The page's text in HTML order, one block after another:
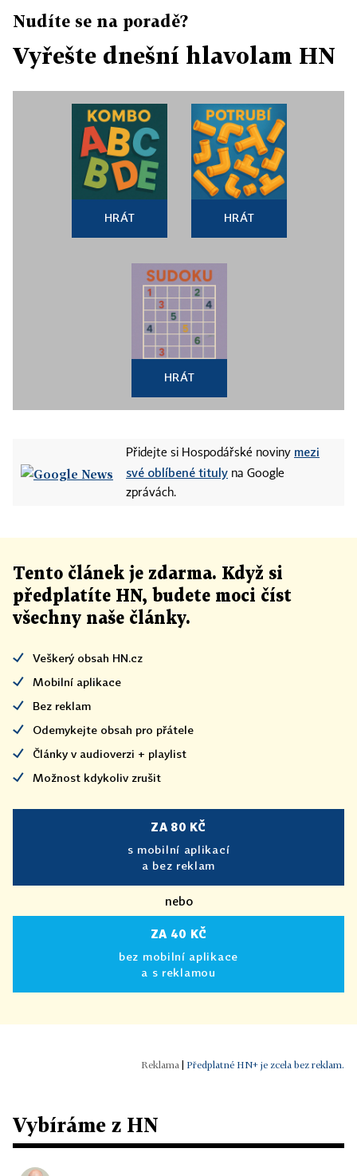
Nudíte se na poradě?
Vyřešte dnešní hlavolam HN
HRÁT HRÁT
HRÁT
Přidejte si Hospodářské noviny mezi
své oblíbené tituly na Google
zprávách.
Tento článek je zdarma. Když si
předplatíte HN, budete moci číst
všechny naše články.
Veškerý obsah HN.cz
Mobilní aplikace
Bez reklam
Odemykejte obsah pro přátele
Články v audioverzi + playlist
Možnost kdykoliv zrušit
ZA 80 KČ
s mobilní aplikací
a bez reklam
nebo
ZA 40 KČ
bez mobilní aplikace
a s reklamou
Předplatné HN+ je zcela bez reklam.
Vybíráme z HN